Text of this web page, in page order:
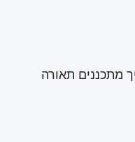
מתכננים תאורה